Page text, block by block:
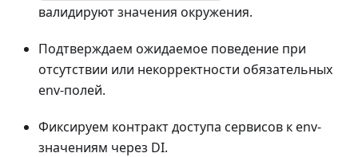
валидируют значения окружения.
Подтверждаем ожидаемое поведение при
отсутствии или некорректности обязательных
env-полей.
Фиксируем контракт доступа сервисов к env-
значениям через DI.